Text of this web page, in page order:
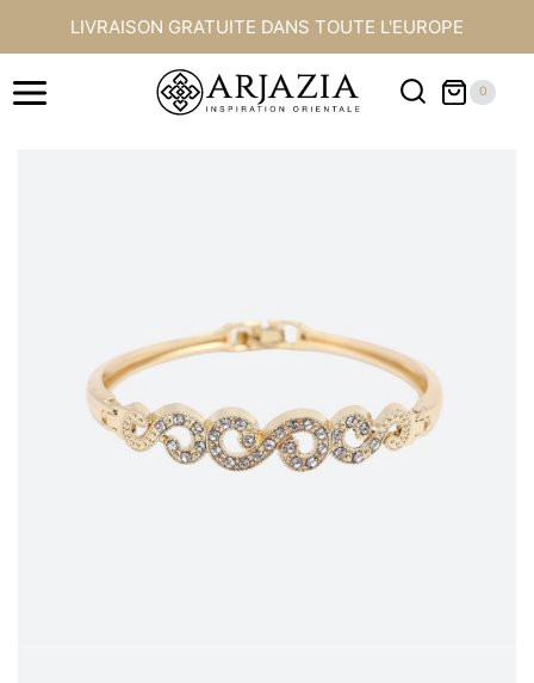
LIVRAISON GRATUITE DANS TOUTE L'EUROPE
0